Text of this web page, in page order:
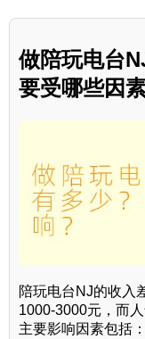
做陪玩电台
要受哪些因
陪玩电台NJ的收入
1000-3000元，而
主要影响因素包括